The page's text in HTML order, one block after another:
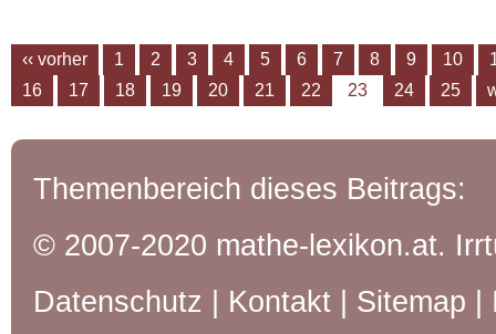
‹‹ vorher 1 2 3 4 5 6 7 8 9 10
16
17 18 19 20 21 22 23 24 25
Themenbereich dieses Beitrags:
© 2007-2020 mathe-lexikon.at.
Datenschutz
Kontakt Sitemap